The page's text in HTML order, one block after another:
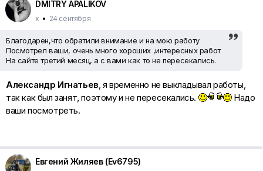
DMITRY APALIKOV
х • 24 сентября
Благодарен,что обратили внимание и на мою работу
Посмотрел ваши, очень много хороших ,интересных работ
На сайте третий месяц, а с вами как то не пересекались.
Александр Игнатьев, я временно не выкладывал работы,
так как был занят, поэтому и не пересекались.
Надо
ваши посмотреть.
Евгений Жиляев (Ev6795)